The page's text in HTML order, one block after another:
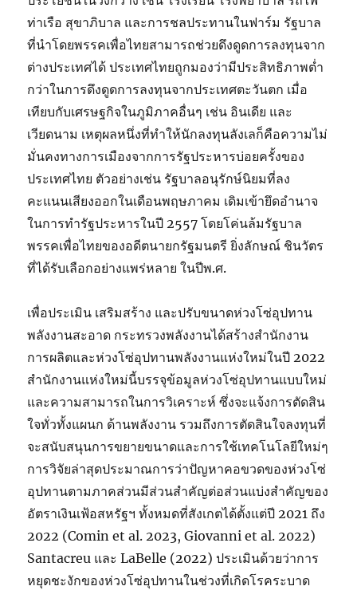
ท่าเรือ สุขาภิบาล และการชลประทานในฟาร์ม รัฐบาล
ที่นำโดยพรรคเพื่อไทยสามารถช่วยดึงดูดการลงทุนจาก
ต่างประเทศได้ ประเทศไทยถูกมองว่ามีประสิทธิภาพต่ำ
กว่าในการดึงดูดการลงทุนจากประเทศตะวันตก เมื่อ
เทียบกับเศรษฐกิจในภูมิภาคอื่นๆ เช่น อินเดีย และ
เวียดนาม เหตุผลหนึ่งที่ทำให้นักลงทุนลังเลก็คือความไม่
มั่นคงทางการเมืองจากการรัฐประหารบ่อยครั้งของ
ประเทศไทย ตัวอย่างเช่น รัฐบาลอนุรักษ์นิยมที่ลง
คะแนนเสียงออกในเดือนพฤษภาคม เดิมเข้ายึดอำนาจ
ในการทำรัฐประหารในปี 2557 โดยโค่นล้มรัฐบาล
พรรคเพื่อไทยของอดีตนายกรัฐมนตรี ยิ่งลักษณ์ ชินวัตร
ที่ได้รับเลือกอย่างแพร่หลาย ในปีพ.ศ.
เพื่อประเมิน เสริมสร้าง และปรับขนาดห่วงโซ่อุปทาน
พลังงานสะอาด กระทรวงพลังงานได้สร้างสำนักงาน
การผลิตและห่วงโซ่อุปทานพลังงานแห่งใหม่ในปี 2022
สำนักงานแห่งใหม่นี้บรรจุข้อมูลห่วงโซ่อุปทานแบบใหม่
และความสามารถในการวิเคราะห์ ซึ่งจะแจ้งการตัดสิน
ใจทั่วทั้งแผนก ด้านพลังงาน รวมถึงการตัดสินใจลงทุนที่
จะสนับสนุนการขยายขนาดและการใช้เทคโนโลยีใหม่ๆ
การวิจัยล่าสุดประมาณการว่าปัญหาคอขวดของห่วงโซ่
อุปทานตามภาคส่วนมีส่วนสำคัญต่อส่วนแบ่งสำคัญของ
อัตราเงินเฟ้อสหรัฐฯ ทั้งหมดที่สังเกตได้ตั้งแต่ปี 2021 ถึง
2022 (Comin et al. 2023, Giovanni et al. 2022)
Santacreu และ LaBelle (2022) ประเมินด้วยว่าการ
หยุดชะงักของห่วงโซ่อุปทานในช่วงที่เกิดโรคระบาด